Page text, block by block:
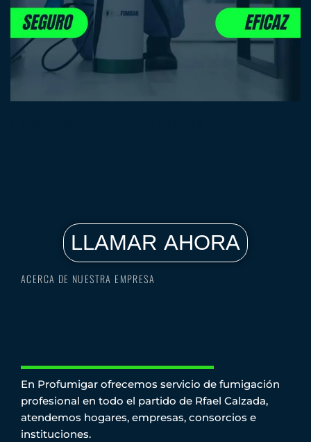
LLAMAR AHORA
ACERCA DE NUESTRA EMPRESA
En Profumigar ofrecemos servicio de fumigación
profesional en todo el partido de Rfael Calzada,
atendemos hogares, empresas, consorcios e
instituciones.